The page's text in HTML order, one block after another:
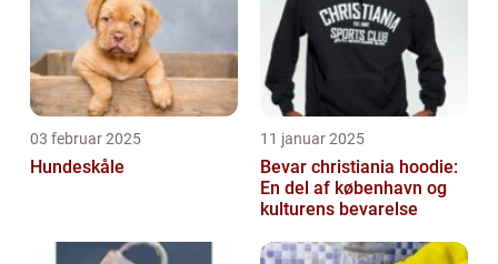
03 februar 2025
Hundeskåle
11 januar 2025
Bevar christiania hoodie:
En del af københavn og
kulturens bevarelse